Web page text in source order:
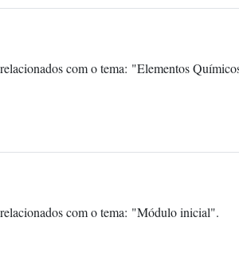
com o tema: "Elementos
com o tema: "Módulo inicial".